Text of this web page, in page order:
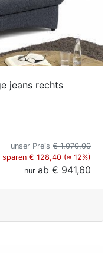
jeans rechts
unser Preis € 1.070,00
sparen € 128,40 (≈ 12%)
nur ab € 941,60